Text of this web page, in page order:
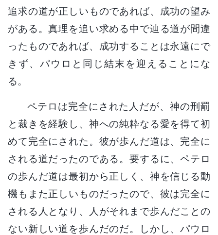
追求の道が正しいものであれば、成功の望み
がある。真理を追い求める中で辿る道が間違
ったものであれば、成功することは永遠にで
きず、パウロと同じ結末を迎えることにな
る。
ペテロは完全にされた人だが、神の刑罰
と裁きを経験し、神への純粋なる愛を得て初
めて完全にされた。彼が歩んだ道は、完全に
される道だったのである。要するに、ペテロ
の歩んだ道は最初から正しく、神を信じる動
機もまた正しいものだったので、彼は完全に
される人となり、人がそれまで歩んだことの
ない新しい道を歩んだのだ。しかし、パウロ